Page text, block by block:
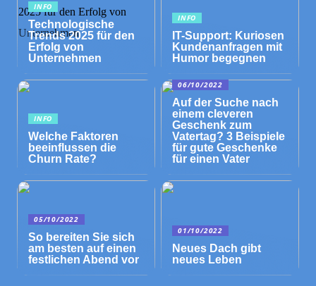
INFO
Technologische
Trends 2025 für den
Erfolg von
Unternehmen
INFO
IT-Support: Kuriosen
Kundenanfragen mit
Humor begegnen
INFO
Welche Faktoren
beeinflussen die
Churn Rate?
06/10/2022
Auf der Suche nach
einem cleveren
Geschenk zum
Vatertag? 3 Beispiele
für gute Geschenke
für einen Vater
05/10/2022
So bereiten Sie sich
am besten auf einen
festlichen Abend vor
01/10/2022
Neues Dach gibt
neues Leben